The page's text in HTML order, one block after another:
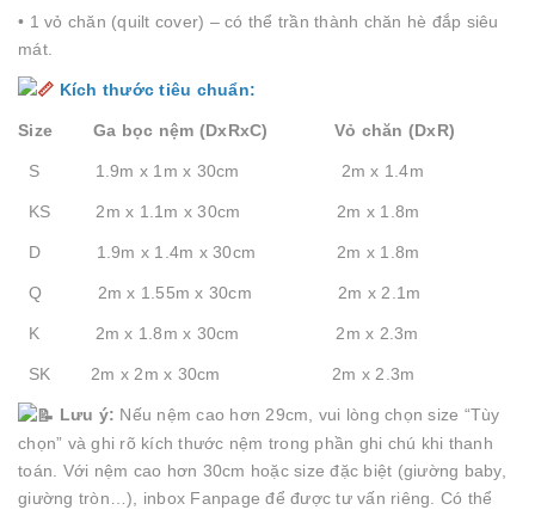
• 1 vỏ chăn (quilt cover) – có thể trần thành chăn hè đắp siêu
mát.
Kích thước tiêu chuẩn:
Size Ga bọc nệm (DxRxC) Vỏ chăn (DxR)
S 1.9m x 1m x 30cm 2m x 1.4m
KS 2m x 1.1m x 30cm 2m x 1.8m
D 1.9m x 1.4m x 30cm 2m x 1.8m
Q 2m x 1.55m x 30cm 2m x 2.1m
K 2m x 1.8m x 30cm 2m x 2.3m
SK 2m x 2m x 30cm 2m x 2.3m
Lưu ý: Nếu nệm cao hơn 29cm, vui lòng chọn size “Tùy
chọn” và ghi rõ kích thước nệm trong phần ghi chú khi thanh
toán. Với nệm cao hơn 30cm hoặc size đặc biệt (giường baby,
giường tròn…), inbox Fanpage để được tư vấn riêng. Có thể